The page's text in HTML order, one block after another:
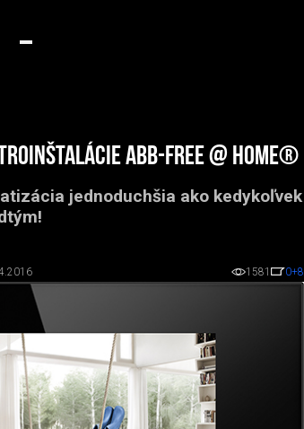
ABB-free @ home®
jednoduchšia ako kedykoľvek
1581 0+8